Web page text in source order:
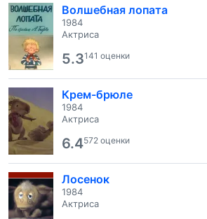
Волшебная лопата
1984
Актриса
5.3141 оценки
Крем-брюле
1984
Актриса
6.4572 оценки
Лосенок
1984
Актриса